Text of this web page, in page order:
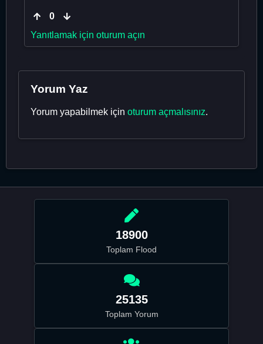
0
Yanıtlamak için oturum açın
Yorum Yaz
Yorum yapabilmek için oturum açmalısınız.
18900
Toplam Flood
25135
Toplam Yorum